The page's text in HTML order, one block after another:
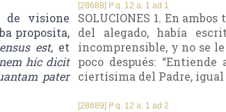
de visione
proposita,
est, et
hic dicit
pater
[28688] Iª q. 12 a. 1 ad 1
SOLUCIONES 1. En
del alegado, había
incomprensible, y no se
poco después:
ciertísima del Padre, igual
[28689] Iª q. 12 a. 1 ad 2